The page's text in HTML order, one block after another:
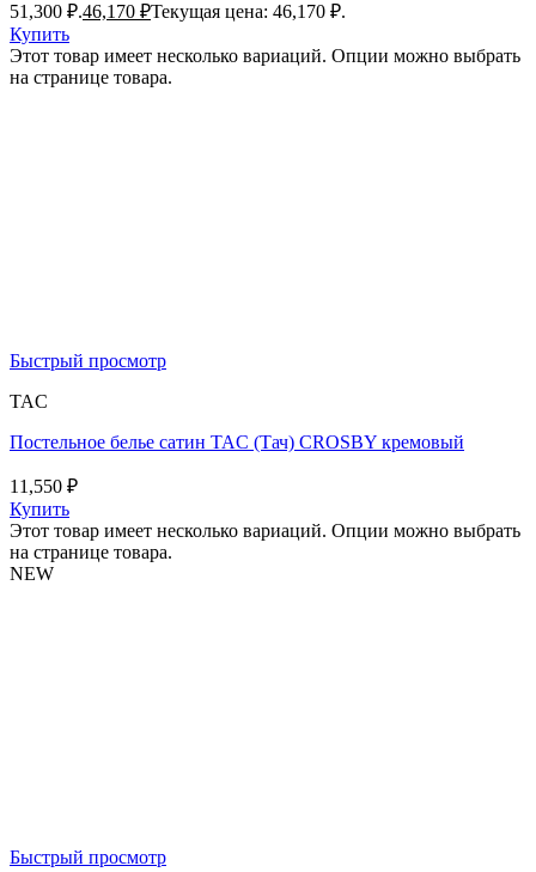
51,300 ₽.46,170 ₽Текущая цена: 46,170 ₽.
Купить
Этот товар имеет несколько вариаций. Опции можно выбрать
на странице товара.
Быстрый просмотр
TAC
Постельное белье сатин TAC (Тач) CROSBY кремовый
11,550 ₽
Купить
Этот товар имеет несколько вариаций. Опции можно выбрать
на странице товара.
NEW
Быстрый просмотр